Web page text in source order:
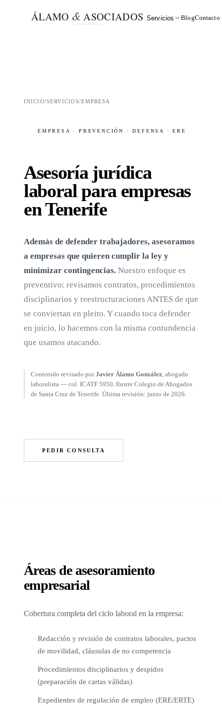
ÁLAMO & ASOCIADOS Servicios BlogContacto
INICIO/SERVICIOS/EMPRESA
EMPRESA · PREVENCIÓN · DEFENSA · ERE
Asesoría jurídica
laboral para empresas
en Tenerife
Además de defender trabajadores, asesoramos
a empresas que quieren cumplir la ley y
minimizar contingencias. Nuestro enfoque es
preventivo: revisamos contratos, procedimientos
disciplinarios y reestructuraciones ANTES de que
se conviertan en pleito. Y cuando toca defender
en juicio, lo hacemos con la misma contundencia
que usamos atacando.
Contenido revisado porJavier Álamo González , abogado
laboralista — col. ICATF 5950, Ilustre Colegio de Abogados
de Santa Cruz de Tenerife. Última revisión: junio de 2026.
PEDIR CONSULTA
Áreas de asesoramiento
empresarial
Cobertura completa del ciclo laboral en la empresa:
Redacción y revisión de contratos laborales, pactos
de movilidad, cláusulas de no competencia
Procedimientos disciplinarios y despidos
(preparación de cartas válidas)
Expedientes de regulación de empleo (ERE/ERTE)